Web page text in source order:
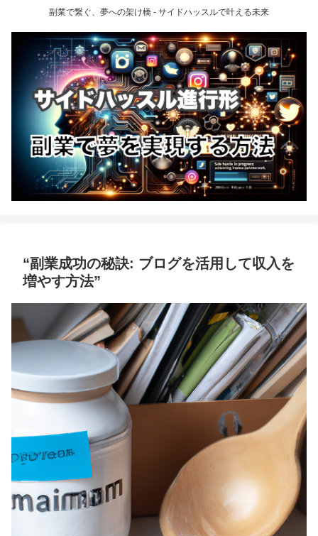
副業で繋ぐ、夢への架け橋 - サイドハッスルで叶える未来
“副業成功の秘訣: ブログを活用して収入を
増やす方法”